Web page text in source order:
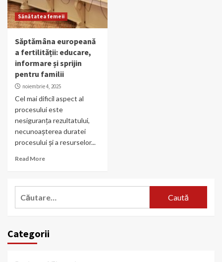
Sănătatea femeii
Săptămâna europeană
a fertilității: educare,
informare și sprijin
pentru familii
noiembrie 4, 2025
Cel mai dificil aspect al
procesului este
nesiguranța rezultatului,
necunoașterea duratei
procesului și a resurselor...
Read More
Categorii